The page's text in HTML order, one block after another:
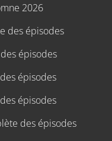
2026
des épisodes
épisodes
épisodes
épisodes
des épisodes